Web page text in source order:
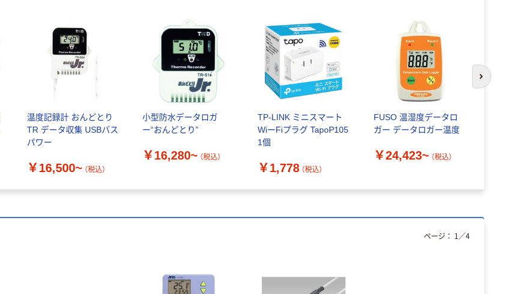
温度記録計 おんどとり
TR データ収集 USBバス
パワー
￥16,500~ （税込）
小型防水データロガ
ー“おんどとり”
￥16,280~ （税込）
TP-LINK ミニスマート
WiーFiプラグ TapoP105
1個
￥1,778 （税込）
FUSO 温湿度データロ
ガー データロガー温度
￥24,423~ （税込）
次のスライド
ページ： 1 ／4